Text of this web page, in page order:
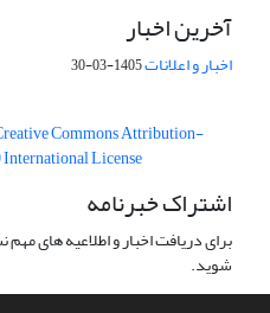
آخرین اخبار
اخبار و اعلانات1405-03-30
Commons Attribution-
License
اشتراک خبرنامه
برای دریافت اخبار و اطلاعیه های
شوید.